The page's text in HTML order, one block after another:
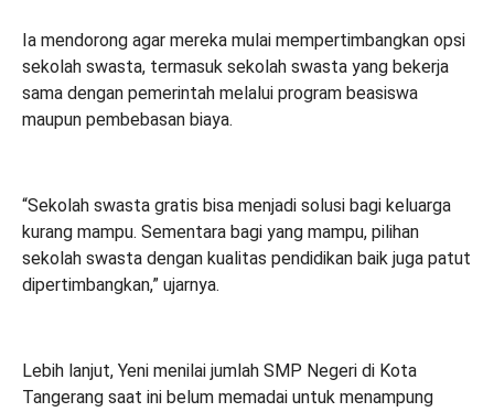
Ia mendorong agar mereka mulai mempertimbangkan opsi
sekolah swasta, termasuk sekolah swasta yang bekerja
sama dengan pemerintah melalui program beasiswa
maupun pembebasan biaya.
“Sekolah swasta gratis bisa menjadi solusi bagi keluarga
kurang mampu. Sementara bagi yang mampu, pilihan
sekolah swasta dengan kualitas pendidikan baik juga patut
dipertimbangkan,” ujarnya.
Lebih lanjut, Yeni menilai jumlah SMP Negeri di Kota
Tangerang saat ini belum memadai untuk menampung